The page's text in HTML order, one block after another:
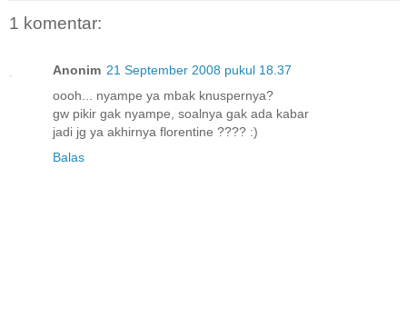
1 komentar:
Anonim 21 September 2008 pukul 18.37
oooh... nyampe ya mbak knuspernya?
gw pikir gak nyampe, soalnya gak ada kabar
jadi jg ya akhirnya florentine ???? :)
Balas